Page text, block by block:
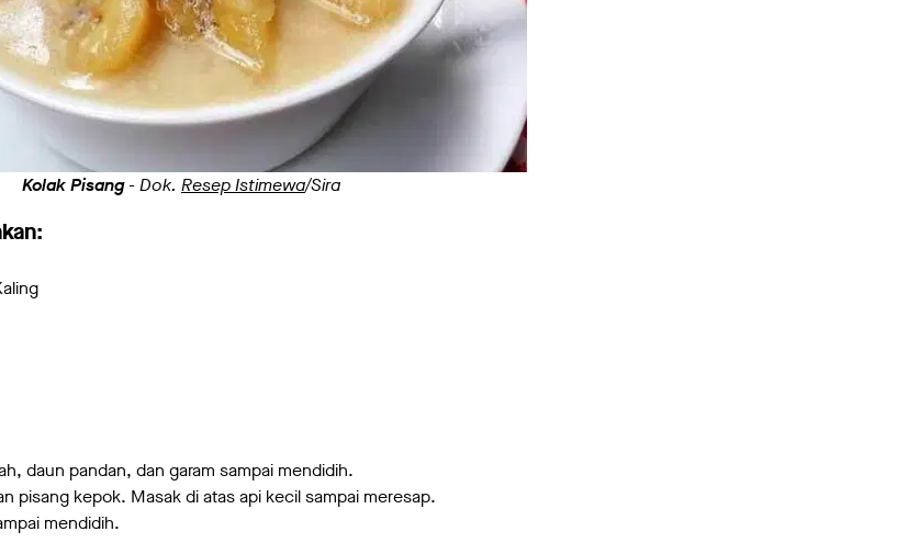
Kolak Pisang- Dok. Resep Istimewa/Sira
daun pandan, dan garam sampai mendidih.
pisang kepok. Masak di atas api kecil sampai meresap.
mendidih.